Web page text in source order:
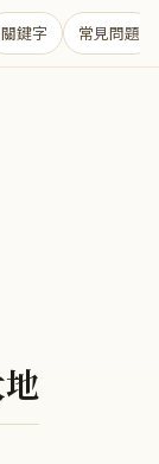
關鍵字 常見問題